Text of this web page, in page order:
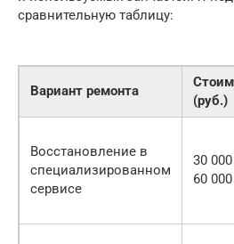
сравнительную таблицу:
Вариант ремонта
(руб.)
Восстановление в
специализированном
сервисе
30
60 000